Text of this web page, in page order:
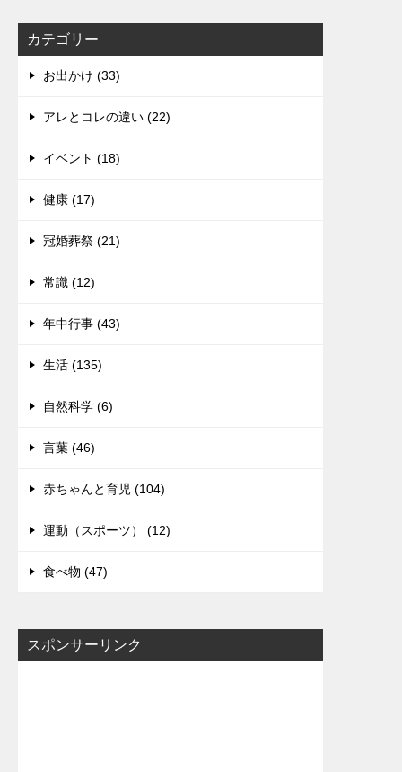
カテゴリー
お出かけ (33)
アレとコレの違い (22)
イベント (18)
健康 (17)
冠婚葬祭 (21)
常識 (12)
年中行事 (43)
生活 (135)
自然科学 (6)
言葉 (46)
赤ちゃんと育児 (104)
運動（スポーツ） (12)
食べ物 (47)
スポンサーリンク